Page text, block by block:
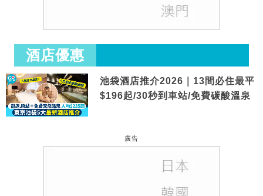
酒店優惠
池袋酒店推介2026｜13間必住最平
$196起/30秒到車站/免費碳酸溫泉
廣告